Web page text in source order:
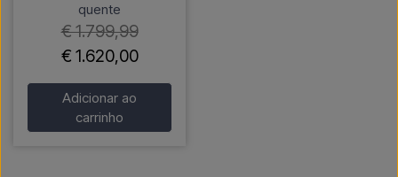
quente
€ 1.799,99
€ 1.620,00
Adicionar ao
carrinho